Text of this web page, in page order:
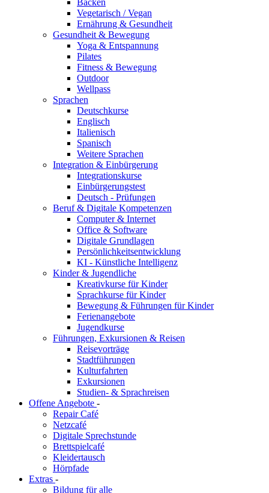
Backen
Vegetarisch / Vegan
Ernährung & Gesundheit
Gesundheit & Bewegung
Yoga & Entspannung
Pilates
Fitness & Bewegung
Outdoor
Wellpass
Sprachen
Deutschkurse
Englisch
Italienisch
Spanisch
Weitere Sprachen
Integration & Einbürgerung
Integrationskurse
Einbürgerungstest
Deutsch - Prüfungen
Beruf & Digitale Kompetenzen
Computer & Internet
Office & Software
Digitale Grundlagen
Persönlichkeitsentwicklung
KI - Künstliche Intelligenz
Kinder & Jugendliche
Kreativkurse für Kinder
Sprachkurse für Kinder
Bewegung & Führungen für Kinder
Ferienangebote
Jugendkurse
Führungen, Exkursionen & Reisen
Reisevorträge
Stadtführungen
Kulturfahrten
Exkursionen
Studien- & Sprachreisen
Offene Angebote -
Repair Café
Netzcafé
Digitale Sprechstunde
Brettspielcafé
Kleidertausch
Hörpfade
Extras -
Bildung für alle